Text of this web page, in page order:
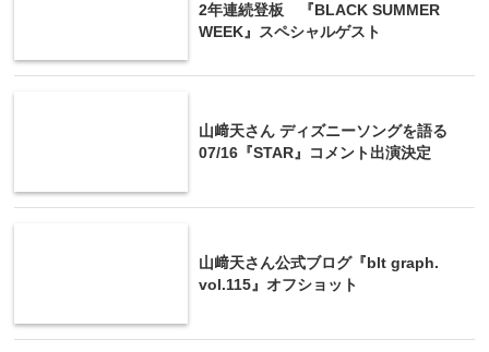
2年連続登板 『BLACK SUMMER
WEEK』スペシャルゲスト
山﨑天さん ディズニーソングを語る
07/16『STAR』コメント出演決定
山﨑天さん公式ブログ『blt graph.
vol.115』オフショット